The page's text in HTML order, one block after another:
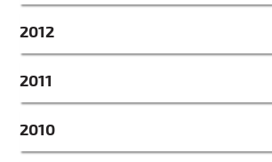
2012
2011
2010